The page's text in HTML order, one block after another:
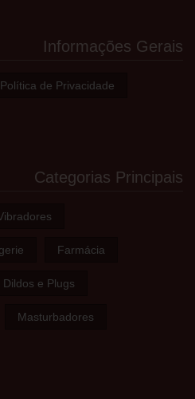
Informações Gerais
Política de Privacidade
Categorias Principais
Farmácia
Dildos e Plugs
Masturbadores